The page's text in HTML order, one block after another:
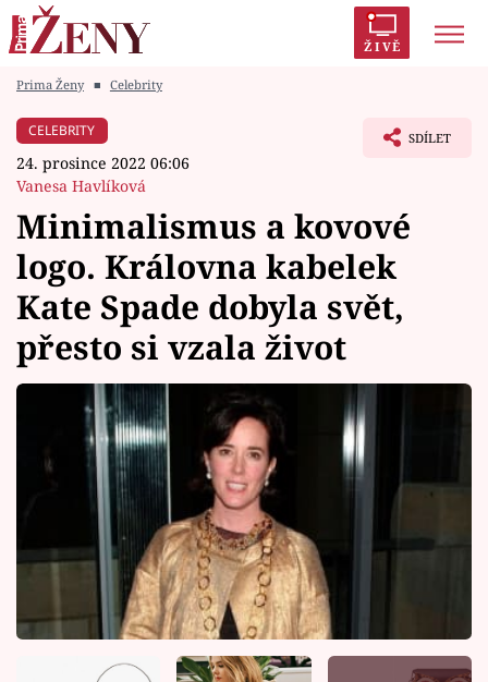
ŽIVĚ
Módní alarm
Témata
Celebrity
Vztahy
Seriály
Horoskopy
Sledujte prima+
Filmový festival Karlovy Vary
Prima Ženy ■ Celebrity
CELEBRITY
24. prosince 2022 06:06
Vanesa Havlíková
SDÍLET
Minimalismus a kovové
logo. Královna kabelek
Kate Spade dobyla svět,
přesto si vzala život